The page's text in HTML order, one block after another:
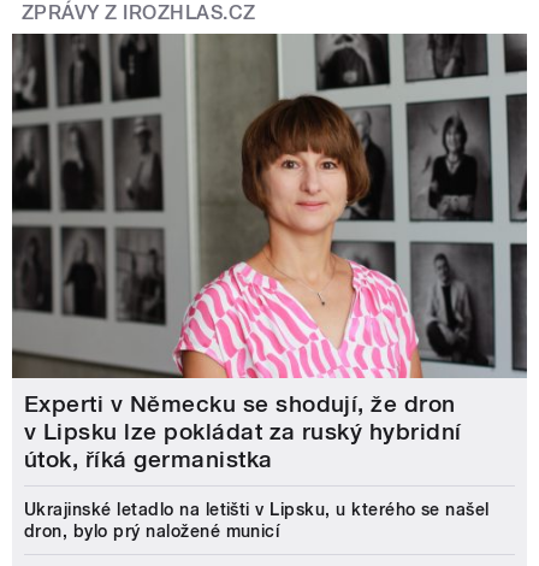
ZPRÁVY Z IROZHLAS.CZ
Experti v Německu se shodují, že dron
v Lipsku lze pokládat za ruský hybridní
útok, říká germanistka
Ukrajinské letadlo na letišti v Lipsku, u kterého se našel
dron, bylo prý naložené municí